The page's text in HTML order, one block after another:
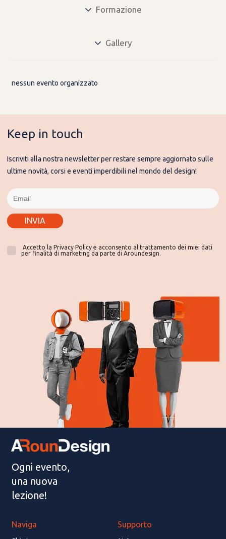
Formazione
Gallery
nessun evento organizzato
Keep in touch
Iscriviti alla nostra newsletter per restare sempre aggiornato sulle
ultime novità, corsi e eventi imperdibili nel mondo del design!
INVIA
Accetto la Privacy Policy e acconsento al trattamento dei miei dati
per finalità di marketing da parte di Aroundesign.
Ogni evento,
una nuova
lezione!
Naviga Supporto